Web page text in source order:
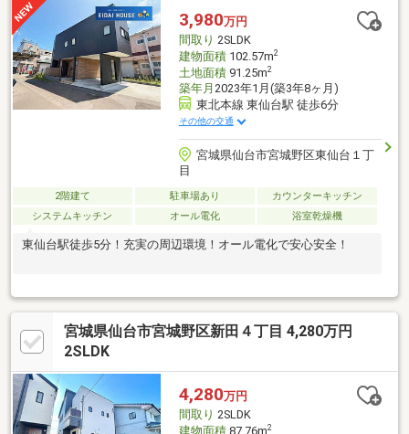
大型住宅ならではのゆとりある住空間！■ご家族が多い方や三世
帯・社員寮・施設利用もご検討可能！
3,980万円
間取り 2SLDK
建物面積102.57m2
土地面積91.25m2
築年月 2023年1月(築3年8ヶ月)
東北本線 東仙台駅 徒歩6分
その他の交通
宮城県仙台市宮城野区東仙台１丁
目
2階建て 駐車場あり
カウンターキッチン
システムキッチン
オール電化 浴室乾燥機
東仙台駅徒歩5分！充実の周辺環境！オール電化で安心安全！
宮城県仙台市宮城野区新田４丁目 4,280万円
2SLDK
4,280万円
間取り 2SLDK
2